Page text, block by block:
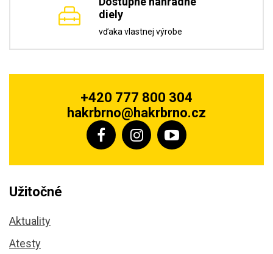
diely
vďaka vlastnej výrobe
+420 777 800 304
hakrbrno@hakrbrno.cz
Užitočné
Aktuality
Atesty